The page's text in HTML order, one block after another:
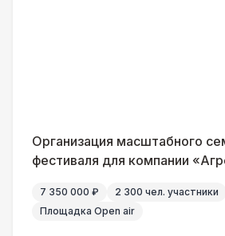
Организация масштабного
фестиваля для компании
7 350 000 ₽ 2 300 чел. участники
Площадка Open air